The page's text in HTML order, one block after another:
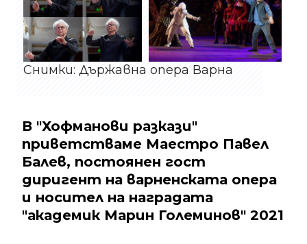
Снимки: Държавна опера Варна
В "Хофманови разкази"
приветстваме Маестро Павел
Балев, постоянен гост
диригент на варненската опера
и носител на наградата
"академик Марин Големинов" 2021